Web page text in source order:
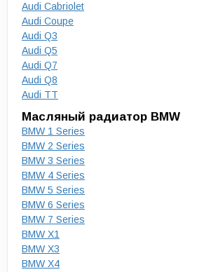
Audi Cabriolet
Audi Coupe
Audi Q3
Audi Q5
Audi Q7
Audi Q8
Audi TT
Масляный радиатор BMW
BMW 1 Series
BMW 2 Series
BMW 3 Series
BMW 4 Series
BMW 5 Series
BMW 6 Series
BMW 7 Series
BMW X1
BMW X3
BMW X4